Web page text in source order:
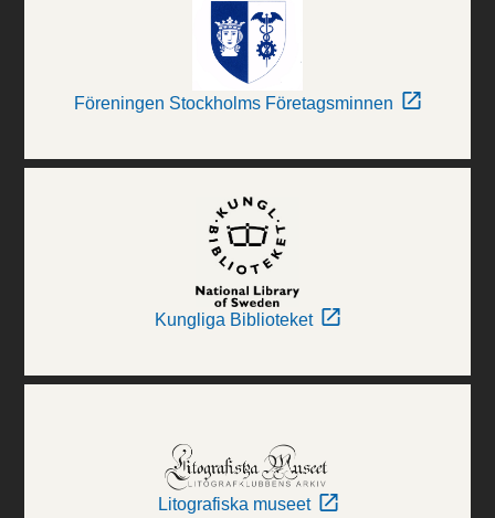
Föreningen Stockholms Företagsminnen
Kungliga Biblioteket
Litografiska museet